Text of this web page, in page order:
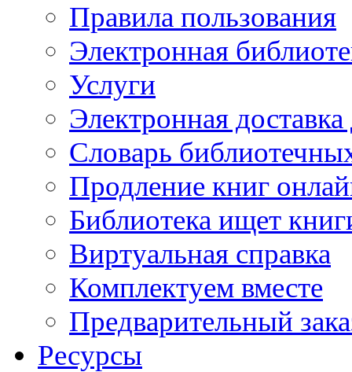
Правила пользования
Электронная
Услуги
Электронная
Словарь
Продление книг
Библиотека ищет
Виртуальная справка
Комплектуем вместе
Предварительный
Ресурсы